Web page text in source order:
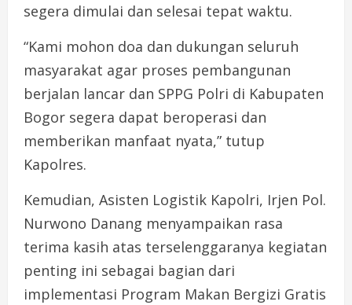
segera dimulai dan selesai tepat waktu.
“Kami mohon doa dan dukungan seluruh
masyarakat agar proses pembangunan
berjalan lancar dan SPPG Polri di Kabupaten
Bogor segera dapat beroperasi dan
memberikan manfaat nyata,” tutup
Kapolres.
Kemudian, Asisten Logistik Kapolri, Irjen Pol.
Nurwono Danang menyampaikan rasa
terima kasih atas terselenggaranya kegiatan
penting ini sebagai bagian dari
implementasi Program Makan Bergizi Gratis